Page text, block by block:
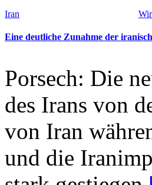
Iran
Eine deutliche Zunahme der
Porsech: Die
des Irans von
von Iran
und die